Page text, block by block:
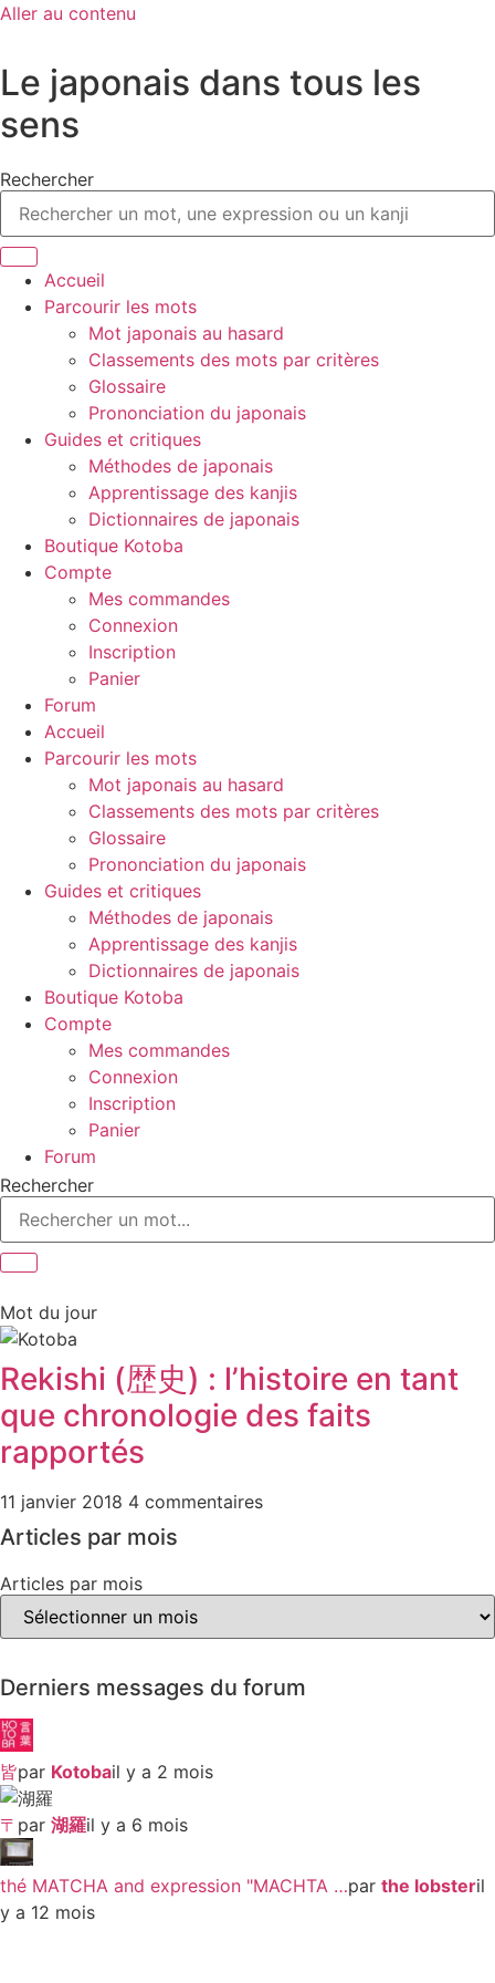
Aller au contenu
Le japonais dans tous les
sens
Rechercher
Accueil
Parcourir les mots
Mot japonais au hasard
Classements des mots par critères
Glossaire
Prononciation du japonais
Guides et critiques
Méthodes de japonais
Apprentissage des kanjis
Dictionnaires de japonais
Boutique Kotoba
Compte
Mes commandes
Connexion
Inscription
Panier
Forum
Accueil
Parcourir les mots
Mot japonais au hasard
Classements des mots par critères
Glossaire
Prononciation du japonais
Guides et critiques
Méthodes de japonais
Apprentissage des kanjis
Dictionnaires de japonais
Boutique Kotoba
Compte
Mes commandes
Connexion
Inscription
Panier
Forum
Rechercher
Mot du jour
Rekishi (歴史) : l’histoire en tant
que chronologie des faits
rapportés
11 janvier 2018 4 commentaires
Articles par mois
Articles par mois
Derniers messages du forum
皆par Kotobail y a 2 mois
〒 par 湖羅il y a 6 mois
thé MATCHA and expression "MACHTA …par the lobsteril
y a 12 mois